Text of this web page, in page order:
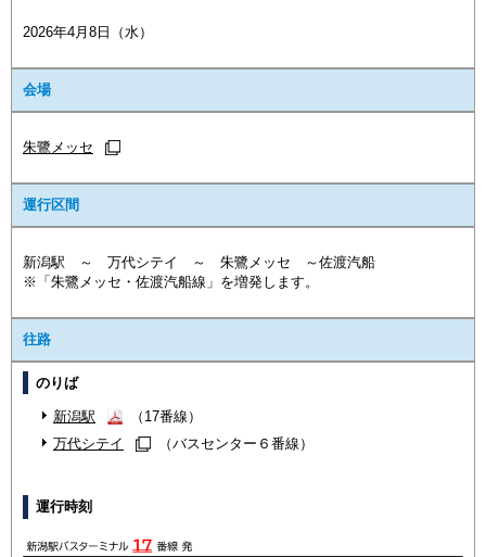
2026年4月8日（水）
会場
朱鷺メッセ
運行区間
新潟駅 ～ 万代シテイ ～ 朱鷺メッセ ～佐渡汽船
※「朱鷺メッセ・佐渡汽船線」を増発します。
往路
のりば
新潟駅
（17番線）
万代シテイ
（バスセンター６番線）
運行時刻